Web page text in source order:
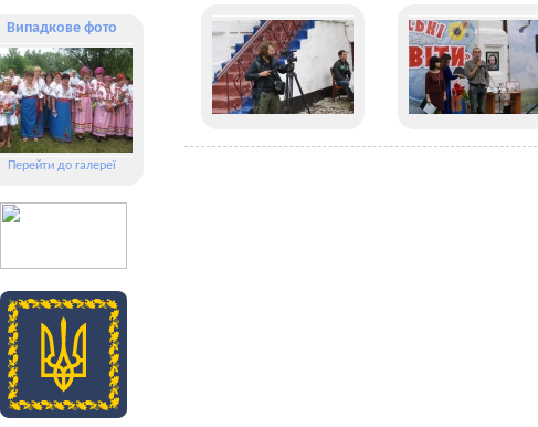
Випадкове фото
Перейти до галереї